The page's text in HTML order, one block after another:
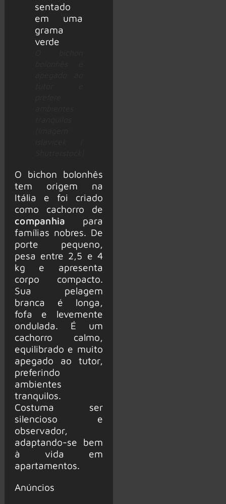
O bichon bolonhês
tem origem na
Itália e foi criado
como cachorro de
companhia para
famílias nobres. De
porte pequeno,
pesa entre 2,5 e 4
kg e apresenta
corpo compacto.
Sua pelagem
branca é longa,
fofa e levemente
ondulada. É um
cachorro calmo,
equilibrado e muito
apegado ao tutor,
preferindo
ambientes
tranquilos.
Costuma ser
silencioso e
observador,
adaptando-se bem
à vida em
apartamentos.
Anúncios